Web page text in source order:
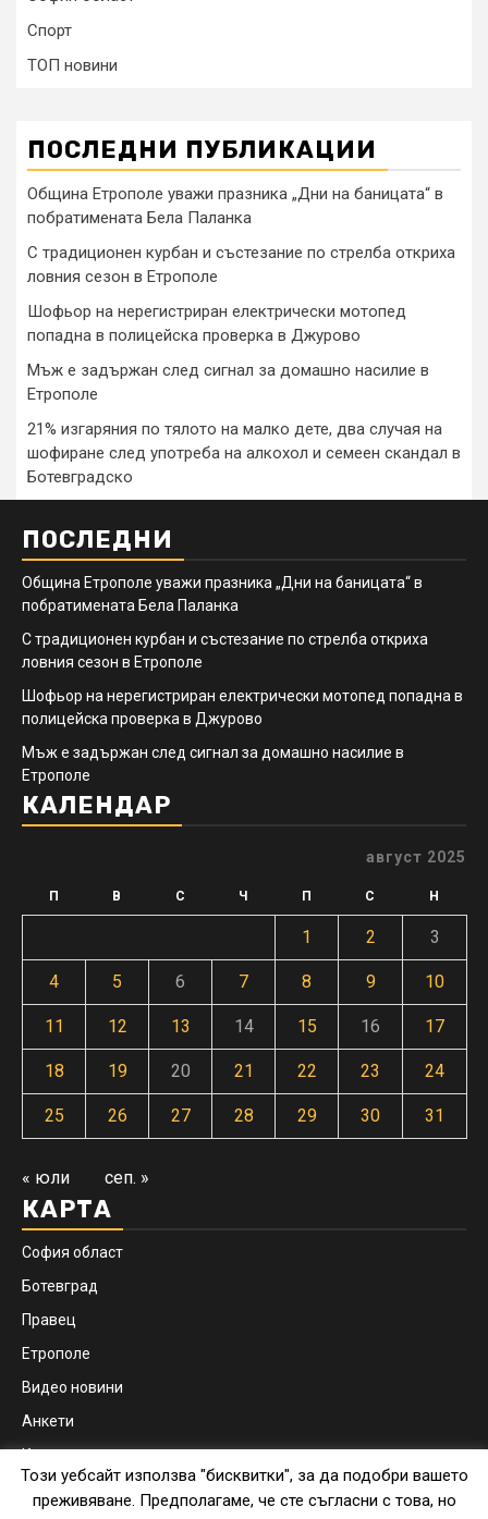
Спорт
ТОП новини
ПОСЛЕДНИ ПУБЛИКАЦИИ
Община Етрополе уважи празника „Дни на баницата“ в
побратимената Бела Паланка
С традиционен курбан и състезание по стрелба откриха
ловния сезон в Етрополе
Шофьор на нерегистриран електрически мотопед
попадна в полицейска проверка в Джурово
Мъж е задържан след сигнал за домашно насилие в
Етрополе
21% изгаряния по тялото на малко дете, два случая на
шофиране след употреба на алкохол и семеен скандал в
Ботевградско
ПОСЛЕДНИ
Община Етрополе уважи празника „Дни на баницата“ в
побратимената Бела Паланка
С традиционен курбан и състезание по стрелба откриха
ловния сезон в Етрополе
Шофьор на нерегистриран електрически мотопед попадна в
полицейска проверка в Джурово
Мъж е задържан след сигнал за домашно насилие в
Етрополе
КАЛЕНДАР
август 2025
П В С Ч П С Н
1 2 3
4 5 6 7 8 9 10
11 12 13 14 15 16 17
18 19 20 21 22 23 24
25 26 27 28 29 30 31
« юли сеп. »
КАРТА
София област
Ботевград
Правец
Етрополе
Видео новини
Анкети
Контакти
Този уебсайт използва "бисквитки", за да подобри вашето
преживяване. Предполагаме, че сте съгласни с това, но